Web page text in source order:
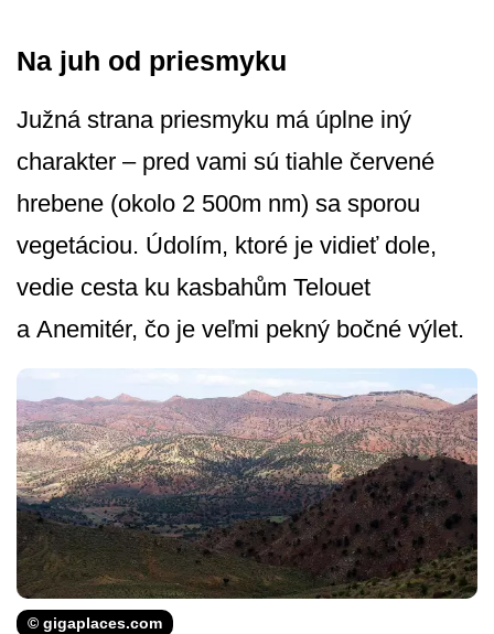
Na juh od priesmyku
Južná strana priesmyku má úplne iný
charakter – pred vami sú tiahle červené
hrebene (okolo 2 500m nm) sa sporou
vegetáciou. Údolím, ktoré je vidieť dole,
vedie cesta ku kasbahům Telouet
a Anemitér, čo je veľmi pekný bočné výlet.
© gigaplaces.com